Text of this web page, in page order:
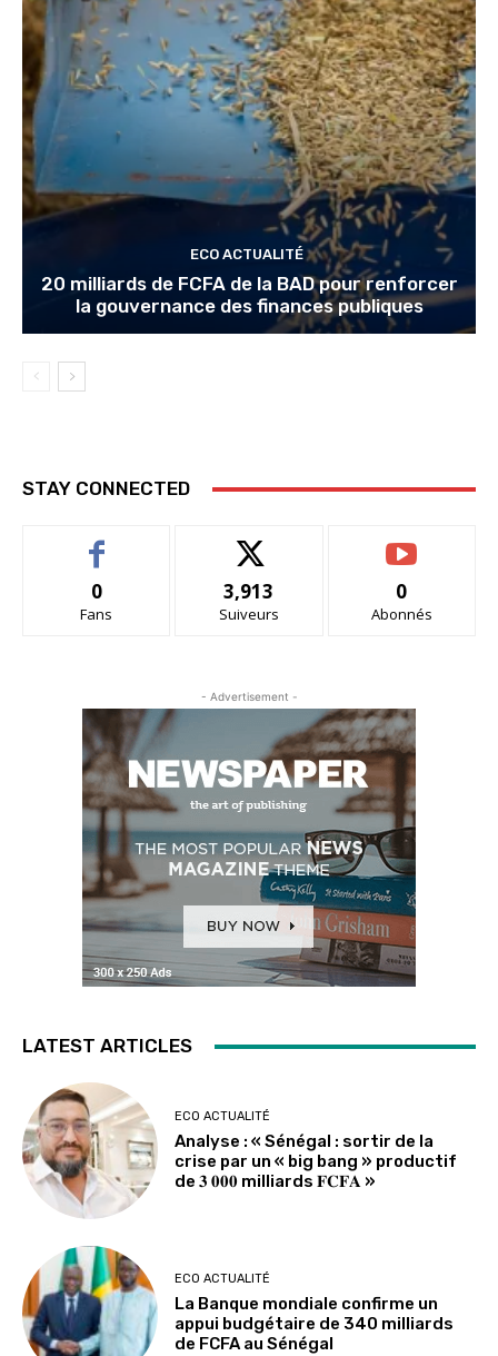
ECO ACTUALITÉ
20 milliards de FCFA de la BAD pour renforcer
la gouvernance des finances publiques
STAY CONNECTED
0
Fans
3,913
Suiveurs
0
Abonnés
- Advertisement -
LATEST ARTICLES
ECO ACTUALITÉ
Analyse : « Sénégal : sortir de la
crise par un « big bang » productif
de 𝟑 𝟎𝟎𝟎 milliards 𝐅𝐂𝐅𝐀 »
ECO ACTUALITÉ
La Banque mondiale confirme un
appui budgétaire de 340 milliards
de FCFA au Sénégal